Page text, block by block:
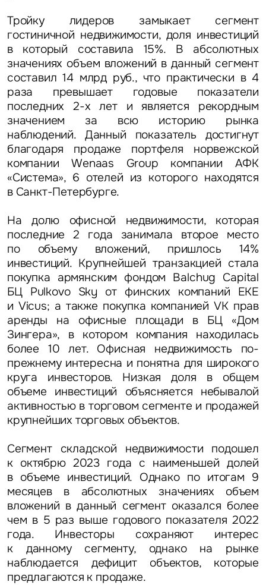
Тройку лидеров замыкает сегмент
гостиничной недвижимости, доля инвестиций
в который составила 15%. В абсолютных
значениях объем вложений в данный сегмент
составил14 млрд руб.,что практически в 4
раза превышает годовые показатели
последних 2-х лет и является рекордным
значением за всю историю рынка
наблюдений. Данный показатель достигнут
благодаря продаже портфеля норвежской
компании Wenaas Group компании АФК
«Система», 6 отелей из которого находятся
в Санкт-Петербурге.
На долю офисной недвижимости, которая
последние 2 года занимала второе место
по объему вложений, пришлось 14%
инвестиций.Крупнейшей транзакцией стала
покупка армянским фондом Balchug Capital
БЦ Pulkovo Sky от финских компаний EKE
и Vicus; а также покупка компанией VK прав
аренды на офисные площади в БЦ «Дом
Зингера», в котором компания находилась
более 10 лет. Офисная недвижимость по-
прежнему интересна и понятна для широкого
круга инвесторов. Низкая доля в общем
объеме инвестиций объясняется небывалой
активностью в торговом сегменте и продажей
крупнейших торговых объектов.
Сегмент складской недвижимости подошел
к октябрю 2023 года с наименьшей долей
в объеме инвестиций. Однако по итогам 9
месяцевв абсолютных значениях объем
вложений в данный сегмент оказался более
чем в 5 раз выше годового показателя 2022
года. Инвесторы сохраняют интерес
к данному сегменту, однако на рынке
наблюдается дефицит объектов, которые
предлагаются к продаже.
Задайте свой вопрос
Вопрос
Предложение
Жалоба
Уведомления
Объявление
Это обязательное поле
Это обязательное поле
Это обязательное поле
Это обязательное поле
Отправить
Нажимая на кнопку «Отправить», вы даете свое согласие
на обработку и использование ваших персональных данных
персональных данных